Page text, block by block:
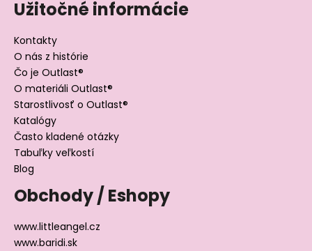
Užitočné informácie
Kontakty
O nás z histórie
Čo je Outlast®
O materiáli Outlast®
Starostlivosť o Outlast®
Katalógy
Často kladené otázky
Tabuľky veľkostí
Blog
Obchody / Eshopy
www.littleangel.cz
www.baridi.sk